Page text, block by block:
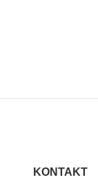
KONTAKT